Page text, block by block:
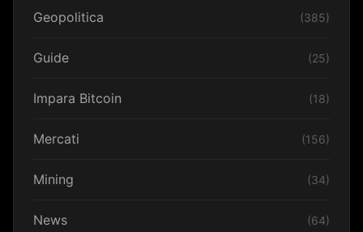
Geopolitica (385)
Guide (25)
Impara Bitcoin (18)
Mercati (156)
Mining (34)
News (64)